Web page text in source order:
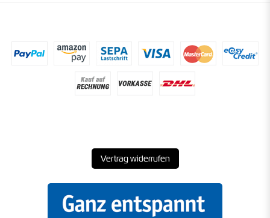
Vertrag widerrufen